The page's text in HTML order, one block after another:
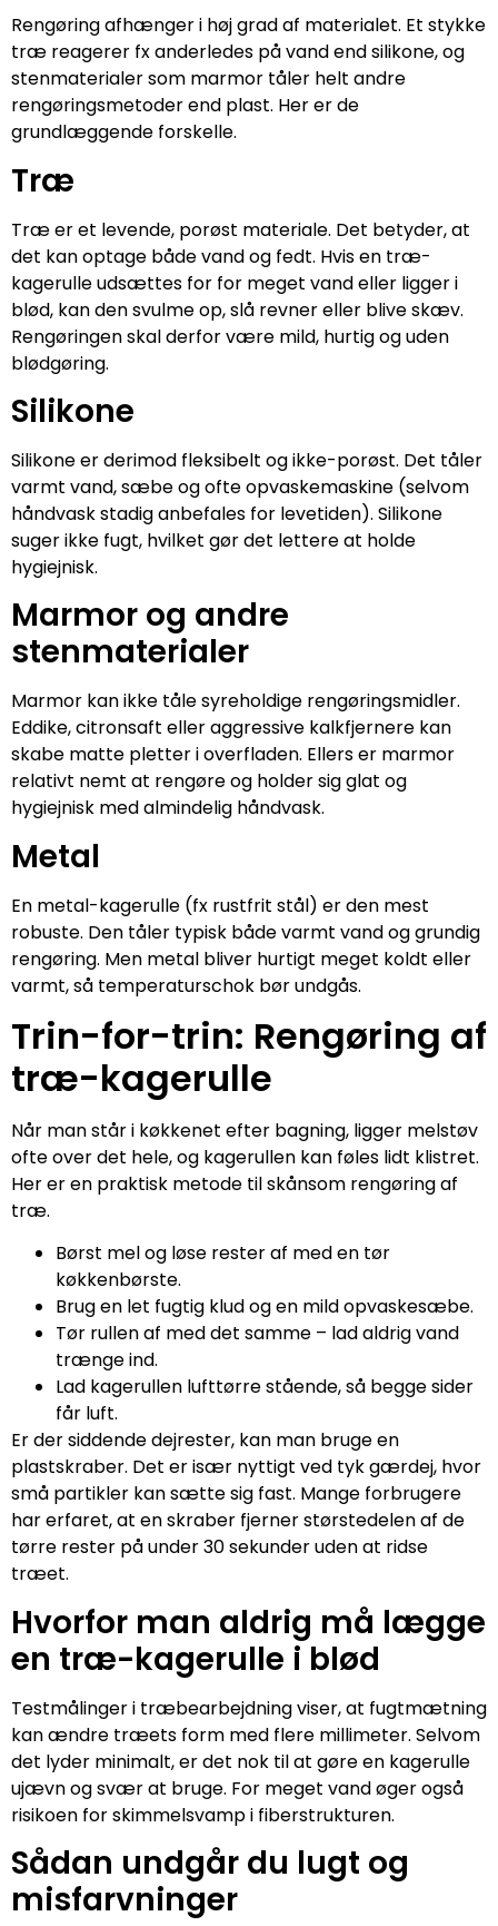
Rengøring afhænger i høj grad af materialet. Et stykke
træ reagerer fx anderledes på vand end silikone, og
stenmaterialer som marmor tåler helt andre
rengøringsmetoder end plast. Her er de
grundlæggende forskelle.
Træ
Træ er et levende, porøst materiale. Det betyder, at
det kan optage både vand og fedt. Hvis en træ-
kagerulle udsættes for for meget vand eller ligger i
blød, kan den svulme op, slå revner eller blive skæv.
Rengøringen skal derfor være mild, hurtig og uden
blødgøring.
Silikone
Silikone er derimod fleksibelt og ikke-porøst. Det tåler
varmt vand, sæbe og ofte opvaskemaskine (selvom
håndvask stadig anbefales for levetiden). Silikone
suger ikke fugt, hvilket gør det lettere at holde
hygiejnisk.
Marmor og andre
stenmaterialer
Marmor kan ikke tåle syreholdige rengøringsmidler.
Eddike, citronsaft eller aggressive kalkfjernere kan
skabe matte pletter i overfladen. Ellers er marmor
relativt nemt at rengøre og holder sig glat og
hygiejnisk med almindelig håndvask.
Metal
En metal-kagerulle (fx rustfrit stål) er den mest
robuste. Den tåler typisk både varmt vand og grundig
rengøring. Men metal bliver hurtigt meget koldt eller
varmt, så temperaturschok bør undgås.
Trin-for-trin: Rengøring af
træ-kagerulle
Når man står i køkkenet efter bagning, ligger melstøv
ofte over det hele, og kagerullen kan føles lidt klistret.
Her er en praktisk metode til skånsom rengøring af
træ.
Børst mel og løse rester af med en tør
køkkenbørste.
Brug en let fugtig klud og en mild opvaskesæbe.
Tør rullen af med det samme – lad aldrig vand
trænge ind.
Lad kagerullen lufttørre stående, så begge sider
får luft.
Er der siddende dejrester, kan man bruge en
plastskraber. Det er især nyttigt ved tyk gærdej, hvor
små partikler kan sætte sig fast. Mange forbrugere
har erfaret, at en skraber fjerner størstedelen af de
tørre rester på under 30 sekunder uden at ridse
træet.
Hvorfor man aldrig må lægge
en træ-kagerulle i blød
Testmålinger i træbearbejdning viser, at fugtmætning
kan ændre træets form med flere millimeter. Selvom
det lyder minimalt, er det nok til at gøre en kagerulle
ujævn og svær at bruge. For meget vand øger også
risikoen for skimmelsvamp i fiberstrukturen.
Sådan undgår du lugt og
misfarvninger